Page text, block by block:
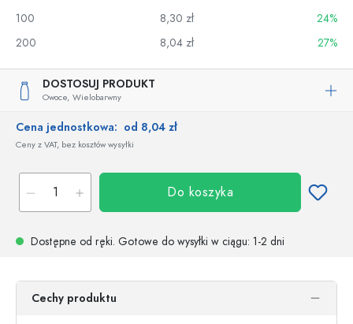
100
8,30 zł
24%
200
8,04 zł 27%
DOSTOSUJ PRODUKT
Owoce, Wielobarwny
Cena jednostkowa: od 8,04 zł
Ceny z VAT, bez kosztów wysyłki
Do koszyka
Dostępne od ręki. Gotowe do wysyłki w ciągu: 1-2 dni
Cechy produktu